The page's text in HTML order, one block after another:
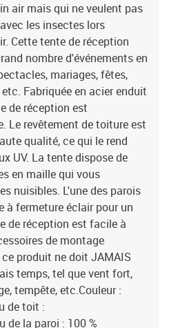
air mais qui ne veulent pas
les insectes lors
Cette tente de réception
nombre d'événements en
mariages, fêtes,
Fabriquée en acier enduit
de réception est
Le revêtement de toiture est
qualité, ce qui le rend
UV. La tente dispose de
en maille qui vous
nuisibles. L'une des parois
à fermeture éclair pour un
de réception est facile à
de montage
ce produit ne doit JAMAIS
temps, tel que vent fort,
tempête, etc.Couleur :
de toit :
de la paroi : 100 %